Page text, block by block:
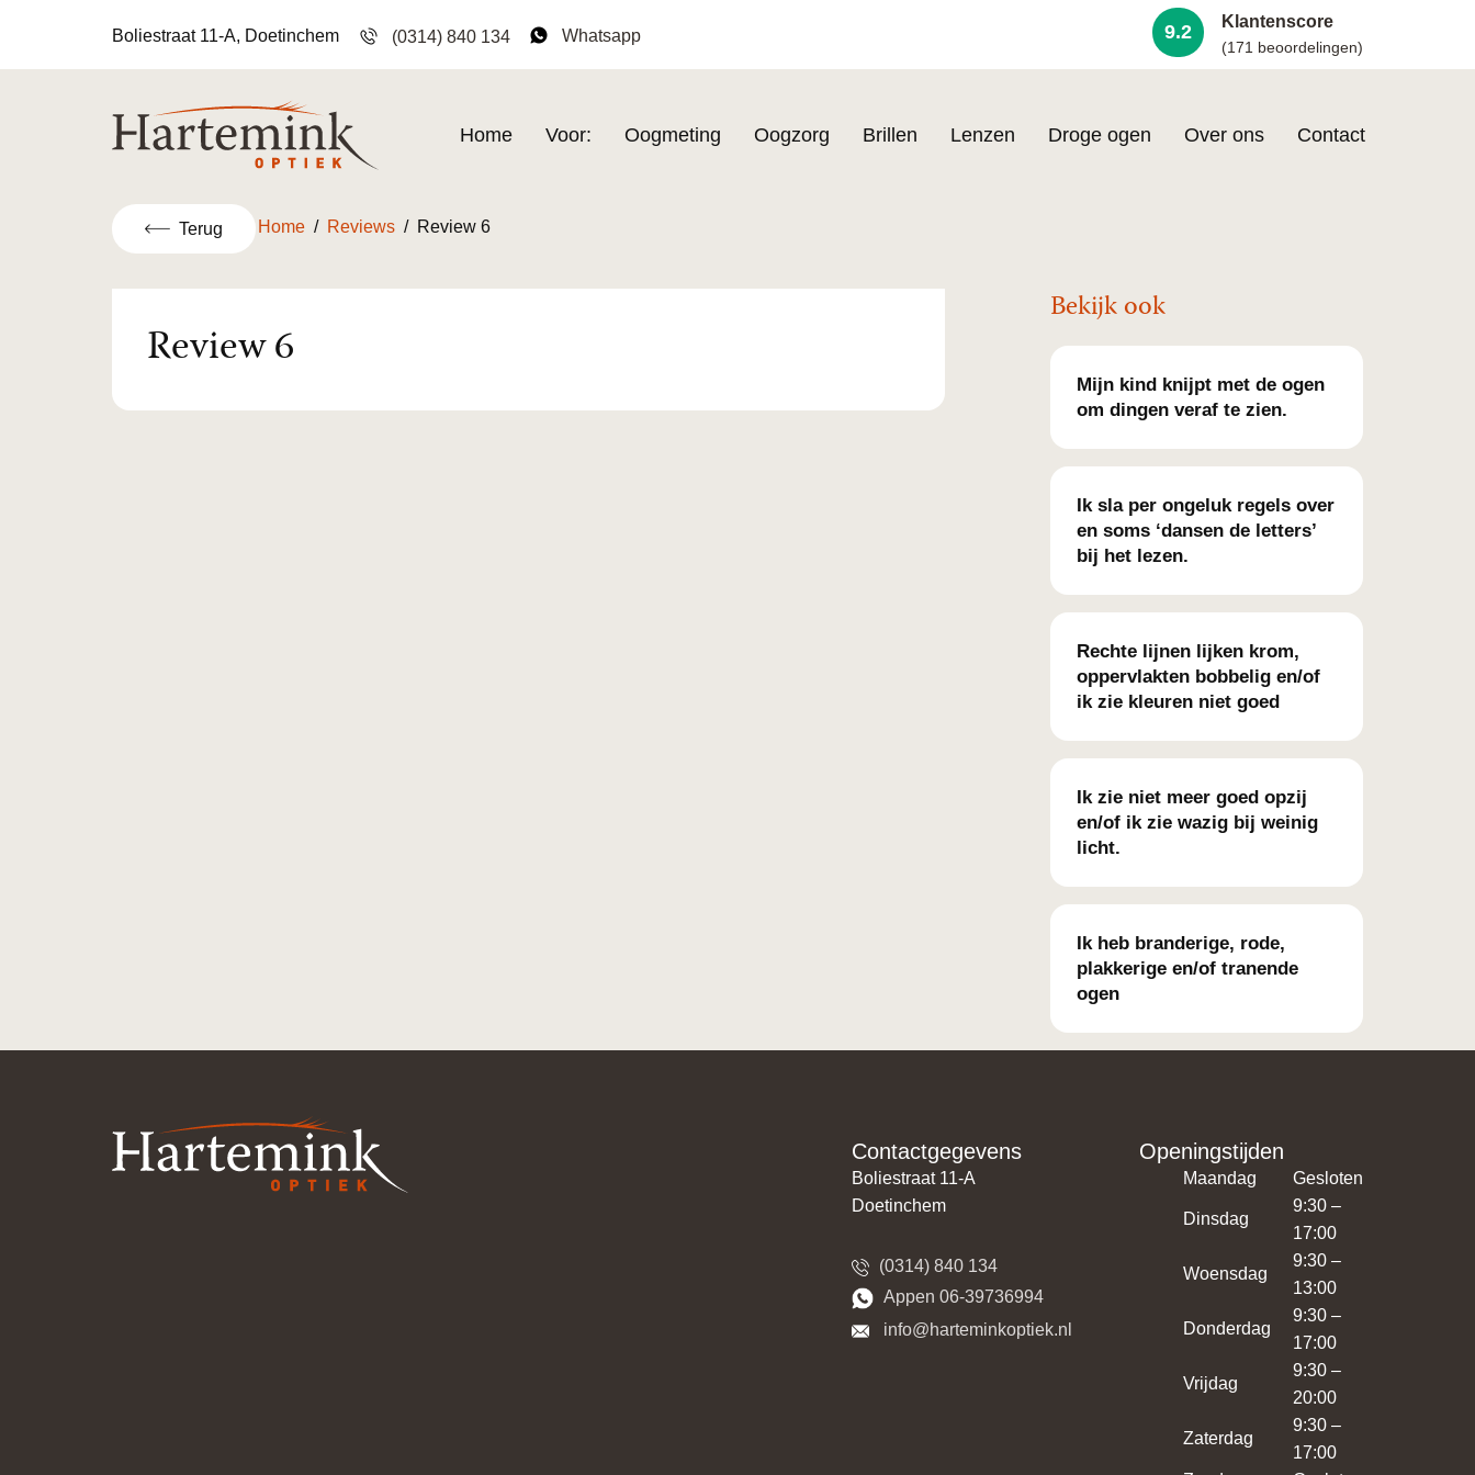
9.2 Klantenscore
(171 beoordelingen)
Whatsapp
Boliestraat 11-A, Doetinchem (0314) 840 134
Home Voor: Oogmeting Oogzorg Brillen Lenzen Droge ogen Over ons Contact
Terug Home / Reviews / Review 6
Review 6
Bekijk ook
Mijn kind knijpt met de ogen
om dingen veraf te zien.
Ik sla per ongeluk regels over
en soms ‘dansen de letters’
bij het lezen.
Rechte lijnen lijken krom,
oppervlakten bobbelig en/of
ik zie kleuren niet goed
Ik zie niet meer goed opzij
en/of ik zie wazig bij weinig
licht.
Ik heb branderige, rode,
plakkerige en/of tranende
ogen
Contactgegevens
Boliestraat 11-A
Doetinchem
(0314) 840 134
​​Appen 06-39736994
​​​ info@harteminkoptiek.nl
Openingstijden
Maandag Gesloten
Dinsdag
9:30 –
17:00
Woensdag
9:30 –
13:00
Donderdag
9:30 –
17:00
Vrijdag
9:30 –
20:00
Zaterdag
9:30 –
17:00